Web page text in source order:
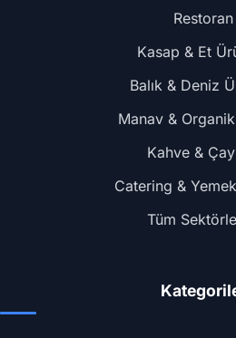
Restoran
Kasap & Et
Balık & Deniz
Manav &
Kahve &
Catering &
Tüm